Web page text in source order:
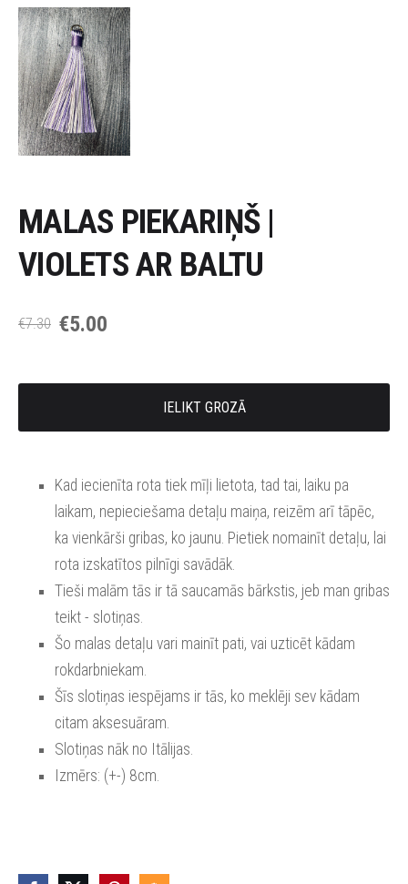
MALAS PIEKARIŅŠ |
VIOLETS AR BALTU
€7.30 €5.00
IELIKT GROZĀ
Kad iecienīta rota tiek mīļi lietota, tad tai, laiku pa
laikam, nepieciešama detaļu maiņa, reizēm arī tāpēc,
ka vienkārši gribas, ko jaunu. Pietiek nomainīt detaļu, lai
rota izskatītos pilnīgi savādāk.
Tieši malām tās ir tā saucamās bārkstis, jeb man gribas
teikt - slotiņas.
Šo malas detaļu vari mainīt pati, vai uzticēt kādam
rokdarbniekam.
Šīs slotiņas iespējams ir tās, ko meklēji sev kādam
citam aksesuāram.
Slotiņas nāk no Itālijas.
Izmērs: (+-) 8cm.